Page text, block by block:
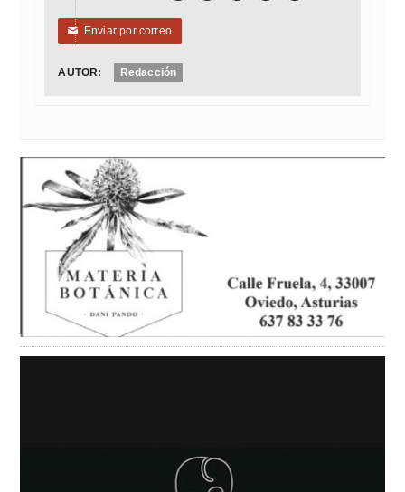
✉ Enviar por correo
AUTOR: Redacción